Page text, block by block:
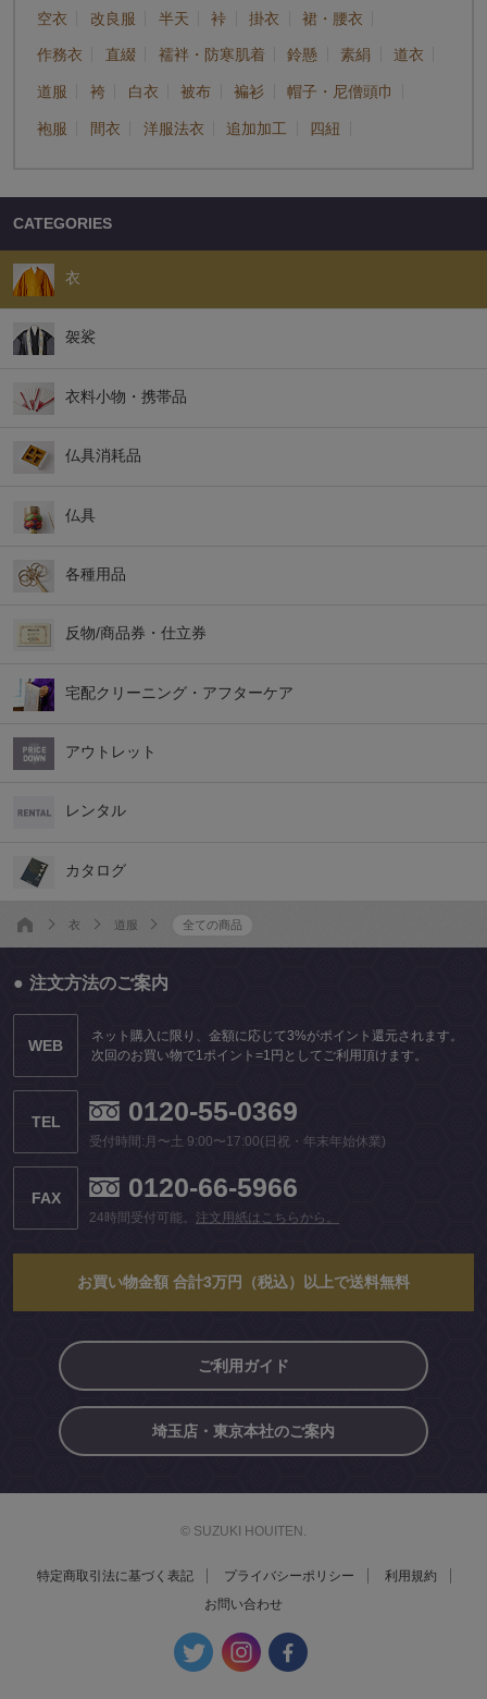
空衣 改良服 半天 裃 掛衣 裙・腰衣
作務衣 直綴 襦袢・防寒肌着 鈴懸 素絹 道衣
道服 袴 白衣 被布 褊衫 帽子・尼僧頭巾
袍服 間衣 洋服法衣 追加加工 四紐
CATEGORIES
衣
袈裟
衣料小物・携帯品
仏具消耗品
仏具
各種用品
反物/商品券・仕立券
宅配クリーニング・アフターケア
アウトレット
レンタル
カタログ
衣 道服 全ての商品
注文方法のご案内
WEB
ネット購入に限り、金額に応じて3%がポイント還元されます。
次回のお買い物で1ポイント=1円としてご利用頂けます。
TEL 0120-55-0369
受付時間:月〜土 9:00〜17:00(日祝・年末年始休業)
FAX 0120-66-5966
24時間受付可能。 注文用紙はこちらから。
お買い物金額 合計3万円（税込）以上で送料無料
ご利用ガイド
埼玉店・東京本社のご案内
© SUZUKI HOUITEN.
特定商取引法に基づく表記 プライバシーポリシー
利用規約
お問い合わせ